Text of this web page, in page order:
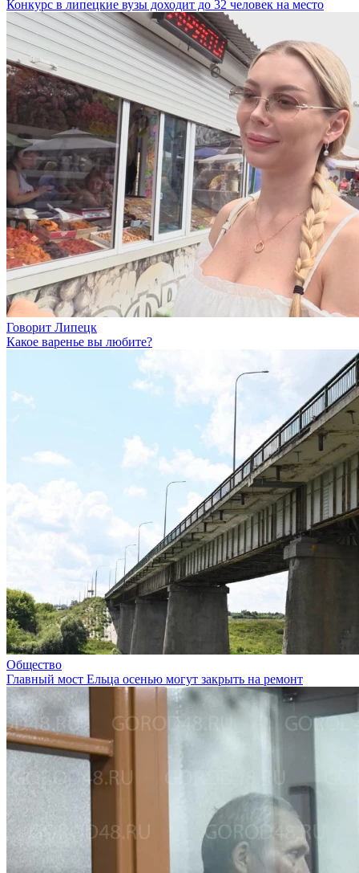
Конкурс в липецкие вузы доходит до 32 человек на место
Говорит Липецк
Какое варенье вы любите?
Общество
Главный мост Ельца осенью могут закрыть на ремонт